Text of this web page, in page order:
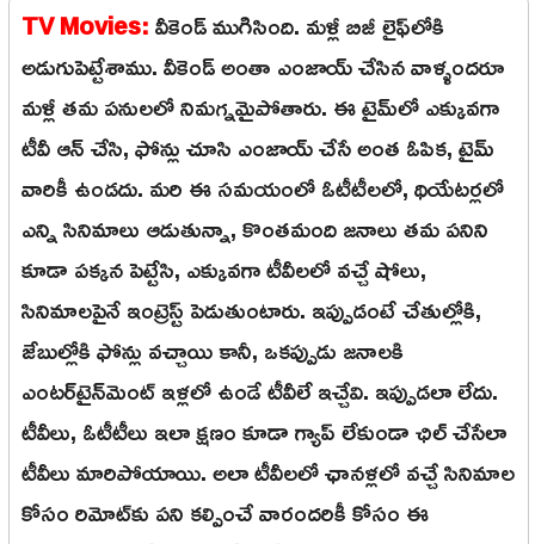
TV Movies:వీకెండ్ ముగిసింది. మళ్లీ బిజీ లైఫ్‌లోకి
అడుగుపెట్టేశాము. వీకెండ్ అంతా ఎంజాయ్ చేసిన వాళ్ళందరూ
మళ్లీ తమ పనులలో నిమగ్నమైపోతారు. ఈ టైమ్‌లో ఎక్కువగా
టీవీ ఆన్ చేసి, ఫోన్లు చూసి ఎంజాయ్ చేసే అంత ఓపిక, టైమ్
వారికీ ఉండదు. మరి ఈ సమయంలో ఓటీటీలలో, థియేటర్లలో
ఎన్ని సినిమాలు ఆడుతున్నా, కొంతమంది జనాలు తమ పనిని
కూడా పక్కన పెట్టేసి, ఎక్కువగా టీవీలలో వచ్చే షోలు,
సినిమాలపైనే ఇంట్రెస్ట్ పెడుతుంటారు. ఇప్పుడంటే చేతుల్లోకి,
జేబుల్లోకి ఫోన్లు వచ్చాయి కానీ, ఒకప్పుడు జనాలకి
ఎంటర్‌టైన్‌మెంట్ ఇళ్లలో ఉండే టీవీలే ఇచ్చేవి. ఇప్పుడలా లేదు.
టీవీలు, ఓటీటీలు ఇలా క్షణం కూడా గ్యాప్ లేకుండా ఛిల్ చేసేలా
టీవీలు మారిపోయాయి. అలా టీవీలలో ఛానళ్లలో వచ్చే సినిమాల
కోసం రిమోట్‌కు పని కల్పించే వారందరికీ కోసం ఈ